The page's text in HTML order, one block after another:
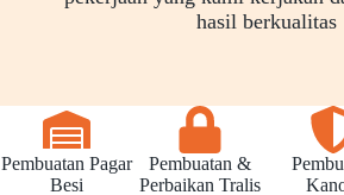
hasil berkualitas
Pembuatan Pagar
Besi
Pembuatan &
Perbaikan Tralis